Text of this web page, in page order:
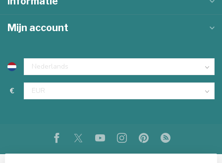
Mijn account
€